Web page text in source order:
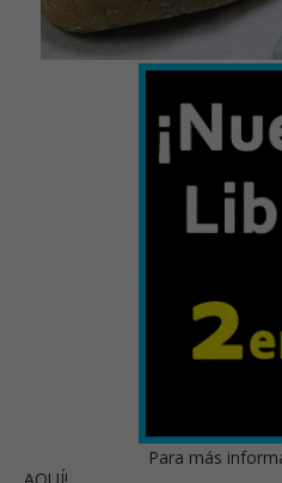
Para más información